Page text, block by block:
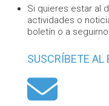
Si quieres estar al
actividades o
boletín o a
SUSCRÍBETE AL